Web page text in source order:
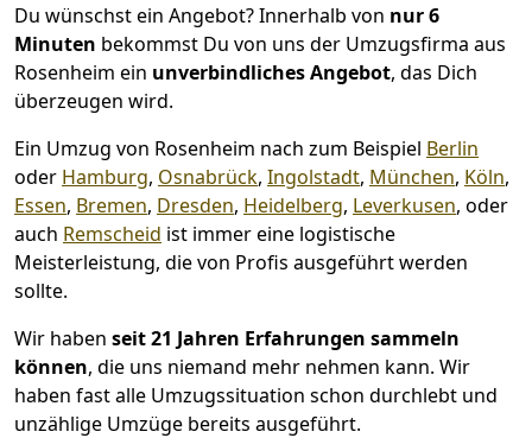
Du wünschst ein Angebot? Innerhalb von nur 6
Minuten bekommst Du von uns der Umzugsfirma aus
Rosenheim ein unverbindliches Angebot, das Dich
überzeugen wird.
Ein Umzug von Rosenheim nach zum Beispiel Berlin
oder Hamburg, Osnabrück, Ingolstadt, München, Köln,
Essen, Bremen, Dresden, Heidelberg, Leverkusen, oder
auch Remscheid ist immer eine logistische
Meisterleistung, die von Profis ausgeführt werden
sollte.
Wir haben seit21 Jahren Erfahrungen sammeln
können, die uns niemand mehr nehmen kann. Wir
haben fast alle Umzugssituation schon durchlebt und
unzählige Umzüge bereits ausgeführt.